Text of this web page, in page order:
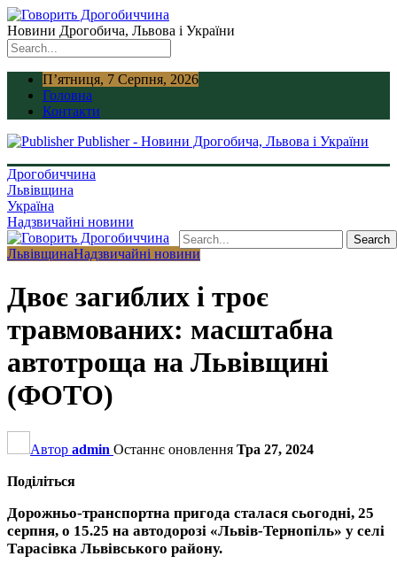
Новини Дрогобича, Львова і України
П’ятниця, 7 Серпня, 2026
Головна
Контакти
Publisher - Новини Дрогобича, Львова і України
Дрогобиччина
Львівщина
Україна
Надзвичайні новини
ЛьвівщинаНадзвичайні новини
Двоє загиблих і троє
травмованих: масштабна
автотроща на Львівщині
(ФОТО)
Автор admin Останнє оновлення Тра 27, 2024
Поділіться
Дорожньо-транспортна пригода сталася сьогодні, 25
серпня, о 15.25 на автодорозі «Львів-Тернопіль» у селі
Тарасівка Львівського району.